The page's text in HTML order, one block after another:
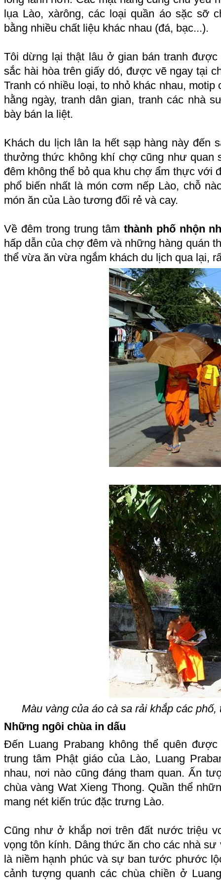
lụa Lào, xàrông, các loại quần áo sặc sỡ
bằng nhiều chất liệu khác nhau (đá, bạc...).
Tôi dừng lại thật lâu ở gian bán tranh
sắc hài hòa trên giấy dó, được vẽ ngay tại
Tranh có nhiều loại, to nhỏ khác nhau, motip
hằng ngày, tranh dân gian, tranh các nhà
bày bán la liệt.
Khách du lịch lân la hết sạp hàng này đến
thưởng thức không khí chợ cũng như
đêm không thể bỏ qua khu chợ ẩm thực với
phổ biến nhất là món cơm nếp Lào, chỗ
món ăn của Lào tương đối rẻ và cay.
Về đêm trong trung tâm thành phố nhộn
hấp dẫn của chợ đêm và những hàng quán
thể vừa ăn vừa ngắm khách du lịch qua lại,
Màu vàng của áo cà sa rải khắp các
Những ngôi chùa in dấu
Đến Luang Prabang không thể quên
trung tâm Phật giáo của Lào, Luang
nhau, nơi nào cũng đáng tham quan. Ấn
chùa vàng Wat Xieng Thong. Quần thể
mang nét kiến trúc đặc trưng Lào.
Cũng như ở khắp nơi trên đất nước triệu
vọng tôn kính. Dâng thức ăn cho các nhà
là niềm hạnh phúc và sự ban tước phước
cảnh tượng quanh các chùa chiền ở